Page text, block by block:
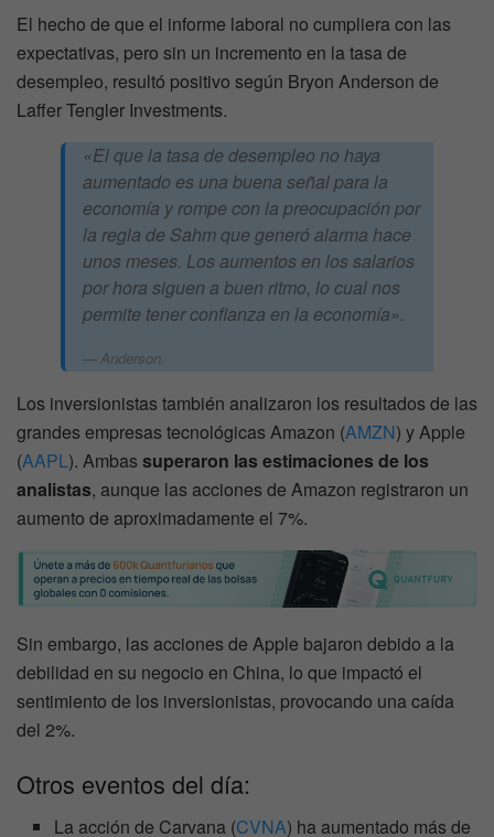
El hecho de que el informe laboral no cumpliera con las
expectativas, pero sin un incremento en la tasa de
desempleo, resultó positivo según Bryon Anderson de
Laffer Tengler Investments.
«El que la tasa de desempleo no haya
aumentado es una buena señal para la
economía y rompe con la preocupación por
la regla de Sahm que generó alarma hace
unos meses. Los aumentos en los salarios
por hora siguen a buen ritmo, lo cual nos
permite tener confianza en la economía».
Anderson.
Los inversionistas también analizaron los resultados de las
grandes empresas tecnológicas Amazon (AMZN) y Apple
(AAPL). Ambassuperaron las estimaciones de los
analistas, aunque las acciones de Amazon registraron un
aumento de aproximadamente el 7%.
Sin embargo, las acciones de Apple bajaron debido a la
debilidad en su negocio en China, lo que impactó el
sentimiento de los inversionistas, provocando una caída
del 2%.
Otros eventos del día:
La acción de Carvana (CVNA) ha aumentado más de